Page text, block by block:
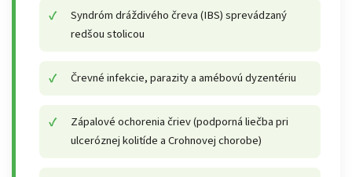
Syndróm dráždivého čreva (IBS) sprevádzaný
redšou stolicou
Črevné infekcie, parazity a amébovú dyzentériu
Zápalové ochorenia čriev (podporná liečba pri
ulceróznej kolitíde a Crohnovej chorobe)